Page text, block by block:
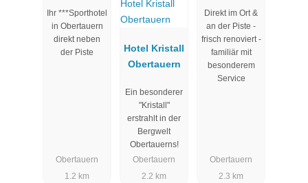
Ihr ***Sporthotel
in Obertauern
direkt neben
der Piste
Obertauern
1.2 km
Hotel Kristall
Obertauern
Ein besonderer
"Kristall"
erstrahlt in der
Bergwelt
Obertauerns!
Obertauern
2.2 km
Direkt im Ort &
an der Piste -
frisch renoviert -
familiär mit
besonderem
Service
Obertauern
2.3 km